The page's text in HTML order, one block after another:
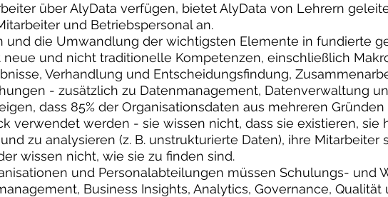
über AlyData verfügen, bietet AlyData von Lehrern
und Betriebspersonal an.
und die Umwandlung der wichtigsten Elemente in fundierte
und nicht traditionelle Kompetenzen, einschließlich
Verhandlung und Entscheidungsfindung,
- zusätzlich zu Datenmanagement, Datenverwaltung
dass 85% der Organisationsdaten aus mehreren
verwendet werden - sie wissen nicht, dass sie existieren, sie
zu analysieren (z. B. unstrukturierte Daten), ihre Mitarbeiter
wissen nicht, wie sie zu finden sind.
und Personalabteilungen müssen Schulungs- und
Business Insights, Analytics, Governance, Qualität